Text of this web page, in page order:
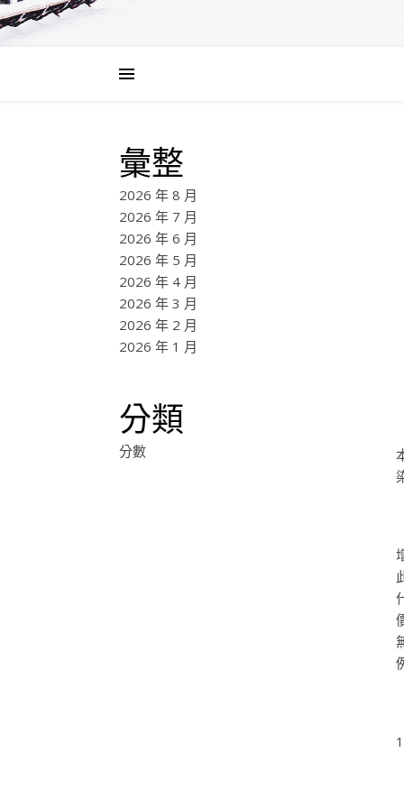
彙整
2026 年 8 月
2026 年 7 月
2026 年 6 月
2026 年 5 月
2026 年 4 月
2026 年 3 月
2026 年 2 月
2026 年 1 月
分類
分數